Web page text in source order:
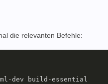
die relevanten Befehle:
dev build-essential